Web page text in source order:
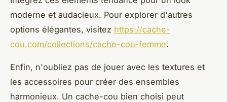
moderne et audacieux. Pour explorer d'autres
options élégantes, visitez https://cache-
cou.com/collections/cache-cou-femme.
Enfin, n'oubliez pas de jouer avec les textures et
les accessoires pour créer des ensembles
harmonieux. Un cache-cou bien choisi peut